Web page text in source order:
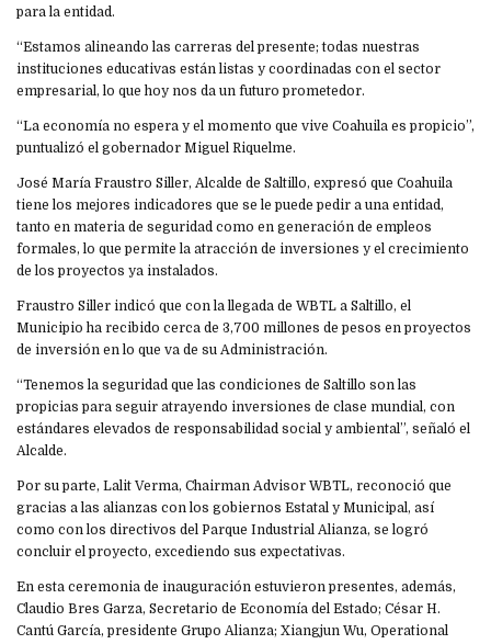
para la entidad.
“Estamos alineando las carreras del presente; todas nuestras
instituciones educativas están listas y coordinadas con el sector
empresarial, lo que hoy nos da un futuro prometedor.
“La economía no espera y el momento que vive Coahuila es propicio”,
puntualizó el gobernador Miguel Riquelme.
José María Fraustro Siller, Alcalde de Saltillo, expresó que Coahuila
tiene los mejores indicadores que se le puede pedir a una entidad,
tanto en materia de seguridad como en generación de empleos
formales, lo que permite la atracción de inversiones y el crecimiento
de los proyectos ya instalados.
Fraustro Siller indicó que con la llegada de WBTL a Saltillo, el
Municipio ha recibido cerca de 3,700 millones de pesos en proyectos
de inversión en lo que va de su Administración.
“Tenemos la seguridad que las condiciones de Saltillo son las
propicias para seguir atrayendo inversiones de clase mundial, con
estándares elevados de responsabilidad social y ambiental”, señaló el
Alcalde.
Por su parte, Lalit Verma, Chairman Advisor WBTL, reconoció que
gracias a las alianzas con los gobiernos Estatal y Municipal, así
como con los directivos del Parque Industrial Alianza, se logró
concluir el proyecto, excediendo sus expectativas.
En esta ceremonia de inauguración estuvieron presentes, además,
Claudio Bres Garza, Secretario de Economía del Estado; César H.
Cantú García, presidente Grupo Alianza; Xiangjun Wu, Operational